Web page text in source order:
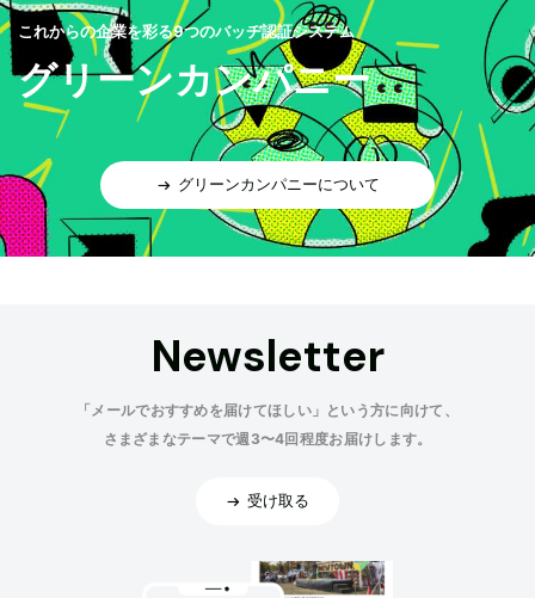
これからの企業を彩る9つのバッヂ認証システム
グリーンカンパニー
グリーンカンパニーについて
Newsletter
「メールでおすすめを届けてほしい」という方に向けて、
さまざまなテーマで週3〜4回程度お届けします。
受け取る